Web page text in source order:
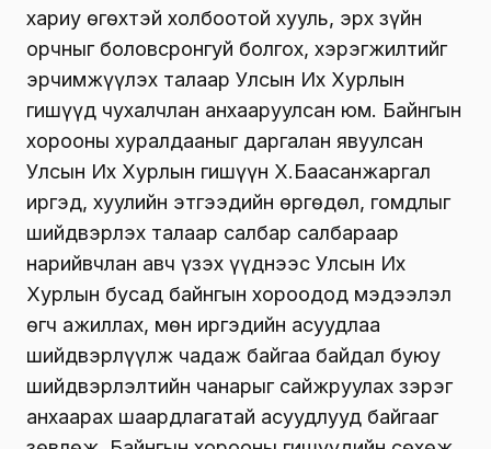
хариу өгөхтэй холбоотой хууль, эрх зүйн
орчныг боловсронгуй болгох, хэрэгжилтийг
эрчимжүүлэх талаар Улсын Их Хурлын
гишүүд чухалчлан анхааруулсан юм. Байнгын
хорооны хуралдааныг даргалан явуулсан
Улсын Их Хурлын гишүүн Х.Баасанжаргал
иргэд, хуулийн этгээдийн өргөдөл, гомдлыг
шийдвэрлэх талаар салбар салбараар
нарийвчлан авч үзэх үүднээс Улсын Их
Хурлын бусад байнгын хороодод мэдээлэл
өгч ажиллах, мөн иргэдийн асуудлаа
шийдвэрлүүлж чадаж байгаа байдал буюу
шийдвэрлэлтийн чанарыг сайжруулах зэрэг
анхаарах шаардлагатай асуудлууд байгааг